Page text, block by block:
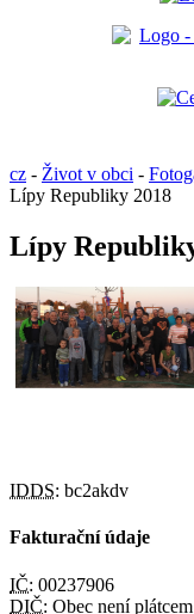
cz - Život v obci -
Lípy Republiky 2018
Lípy
IDDS: bc2akdv
Fakturační údaje
IČ: 00237906
DIČ: Obec není